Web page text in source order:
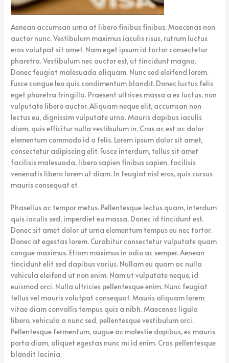
Aenean accumsan urna at libero finibus finibus. Maecenas non
auctor nunc. Vestibulum maximus iaculis risus, rutrum luctus
eros volutpat sit amet. Nam eget ipsum id tortor consectetur
pharetra. Vestibulum nec auctor est, ut tincidunt magna.
Donec feugiat malesuada aliquam. Nunc sed eleifend lorem.
Fusce congue leo quis condimentum blandit. Donec luctus felis
eget pharetra fringilla. Praesent ultrices massa a ex luctus, non
vulputate libero auctor. Aliquam neque elit, accumsan non
lectus eu, dignissim vulputate urna. Mauris dapibus iaculis
diam, quis efficitur nulla vestibulum in. Cras ac est ac dolor
elementum commodo id a felis. Lorem ipsum dolor sit amet,
consectetur adipiscing elit. Fusce interdum, tellus sit amet
facilisis malesuada, libero sapien finibus sapien, facilisis
venenatis libero lorem ut diam. In feugiat nisl eros, quis cursus
mauris consequat et.
Phasellus ac tempor metus. Pellentesque lectus quam, interdum
quis iaculis sed, imperdiet eu massa. Donec id tincidunt est.
Donec sit amet dolor ut urna elementum tempus eu nec tortor.
Donec at egestas lorem. Curabitur consectetur vulputate quam
congue maximus. Etiam maximus in odio ac semper. Aenean
tincidunt elit sed dapibus varius. Nullam eu quam ac nulla
vehicula eleifend ut non enim. Nam ut vulputate neque, id
euismod orci. Nulla ultricies pellentesque enim. Nunc feugiat
tellus vel mauris volutpat consequat. Mauris aliquam lorem
vitae diam convallis tempus quis a nibh. Maecenas ligula
libero, vehicula a nunc sed, pellentesque vestibulum orci.
Pellentesque fermentum, augue ac molestie dapibus, ex mauris
porta diam, aliquet egestas nunc mi id enim. Cras pellentesque
blandit lacinia.